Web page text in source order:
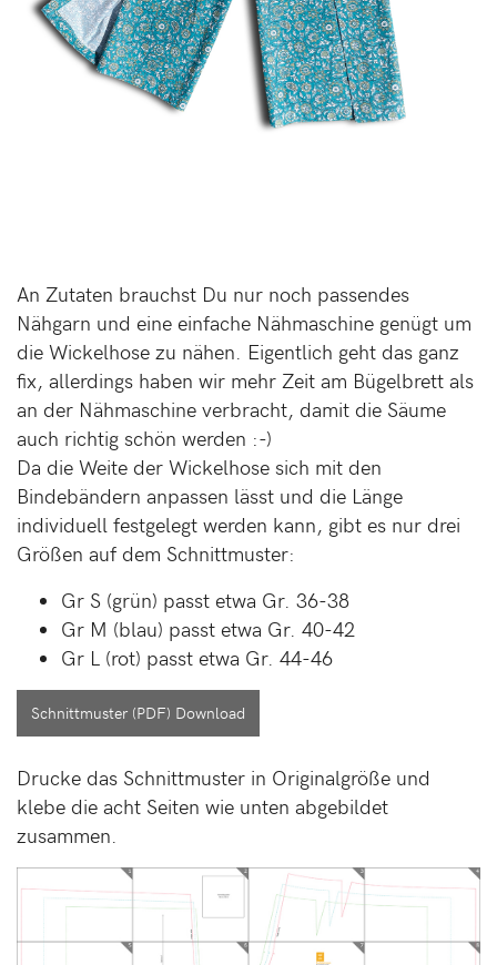
An Zutaten brauchst Du nur noch passendes
Nähgarn und eine einfache Nähmaschine genügt um
die Wickelhose zu nähen. Eigentlich geht das ganz
fix, allerdings haben wir mehr Zeit am Bügelbrett als
an der Nähmaschine verbracht, damit die Säume
auch richtig schön werden :-)
Da die Weite der Wickelhose sich mit den
Bindebändern anpassen lässt und die Länge
individuell festgelegt werden kann, gibt es nur drei
Größen auf dem Schnittmuster:
Gr S (grün) passt etwa Gr. 36-38
Gr M (blau) passt etwa Gr. 40-42
Gr L (rot) passt etwa Gr. 44-46
Schnittmuster (PDF) Download
Drucke das Schnittmuster in Originalgröße und
klebe die acht Seiten wie unten abgebildet
zusammen.